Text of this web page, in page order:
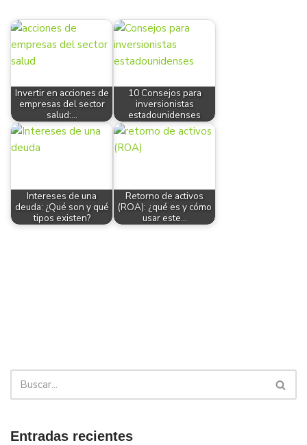
Invertir en acciones de
empresas del sector
salud:…
10 Consejos para
inversionistas
estadounidenses
Intereses de una
deuda: ¿Qué son y qué
tipos existen?
Retorno de activos
(ROA): ¿qué es y cómo
usar este…
Entradas recientes